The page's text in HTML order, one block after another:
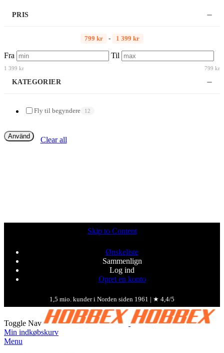
PRIS
799 kr - 1 399 kr
Fra Til
1 399 kr 799 kr
KATEGORIER
Fly til begyndere 12
Använd Clear all
Skip to Content
Ønskeliste
Sammenlign
Log ind
Opret en konto
1,5 mio. kunder i Norden siden 1961 | ★ 4,4/5
Toggle Nav
Min indkøbskurv
Menu